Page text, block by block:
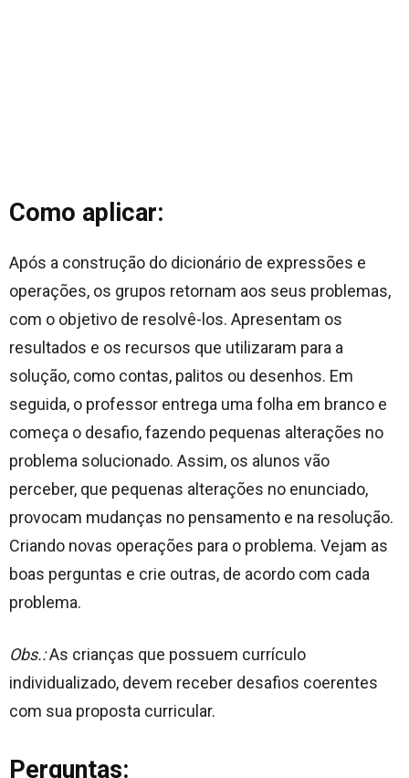
Como aplicar:
Após a construção do dicionário de expressões e
operações, os grupos retornam aos seus problemas,
com o objetivo de resolvê-los. Apresentam os
resultados e os recursos que utilizaram para a
solução, como contas, palitos ou desenhos. Em
seguida, o professor entrega uma folha em branco e
começa o desafio, fazendo pequenas alterações no
problema solucionado. Assim, os alunos vão
perceber, que pequenas alterações no enunciado,
provocam mudanças no pensamento e na resolução.
Criando novas operações para o problema. Vejam as
boas perguntas e crie outras, de acordo com cada
problema.
Obs.:As crianças que possuem currículo
individualizado, devem receber desafios coerentes
com sua proposta curricular.
Perguntas: